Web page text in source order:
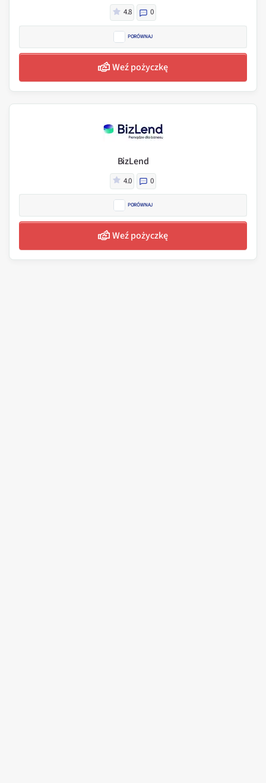
4.8 0
PORÓWNAJ
Weź pożyczkę
BizLend
4.0 0
PORÓWNAJ
Weź pożyczkę